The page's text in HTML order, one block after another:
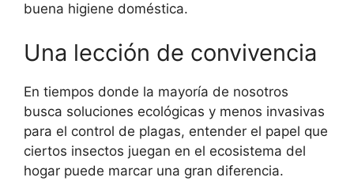
buena higiene doméstica.
Una lección de convivencia
En tiempos donde la mayoría de nosotros
busca soluciones ecológicas y menos invasivas
para el control de plagas, entender el papel que
ciertos insectos juegan en el ecosistema del
hogar puede marcar una gran diferencia.